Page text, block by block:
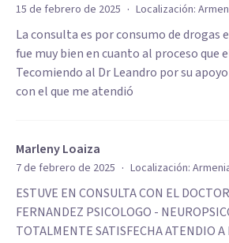
15 de febrero de 2025 · Localización:
La consulta es por consumo de drogas
fue muy bien en cuanto al proceso que
Tecomiendo al Dr Leandro por su
con el que me atendió
Marleny Loaiza
7 de febrero de 2025 · Localización:
ESTUVE EN CONSULTA CON EL
FERNANDEZ PSICOLOGO -
TOTALMENTE SATISFECHA ATENDIO